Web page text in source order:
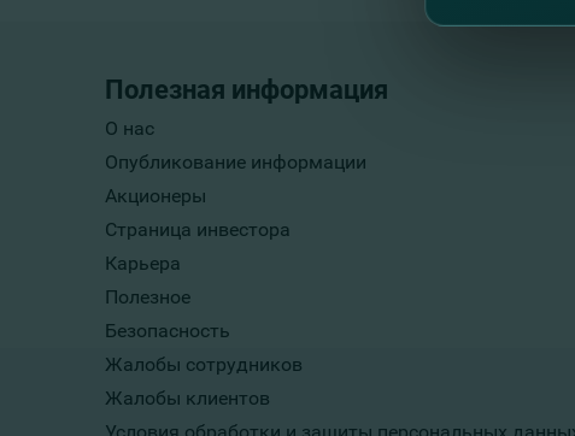
Полезная информация
О нас
Опубликование информации
Акционеры
Страница инвестора
Карьера
Полезное
Безопасность
Жалобы сотрудников
Жалобы клиентов